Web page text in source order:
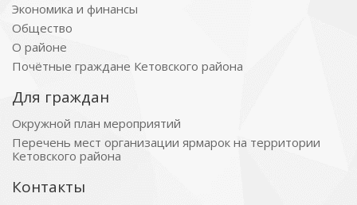
Экономика и финансы
Общество
О районе
Почётные граждане Кетовского района
Для граждан
Окружной план мероприятий
Перечень мест организации ярмарок на территории
Кетовского района
Контакты